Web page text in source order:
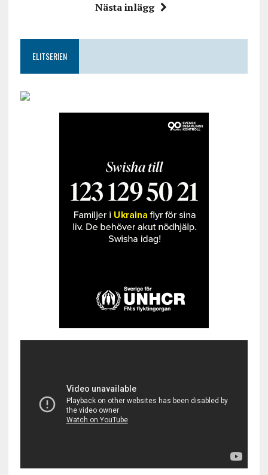
Nästa inlägg
ELITSERIEN